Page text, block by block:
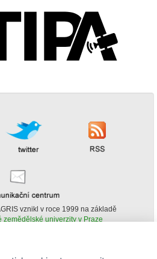
vznikl v roce 1999 na základě
zemědělské univerzity v Praze